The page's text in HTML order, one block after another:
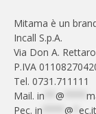
Mitama è un
Incall S.p.A.
Via Don A.
P.IVA
Tel. 0731.711111
Mail. in @
Pec. in @ ec.it